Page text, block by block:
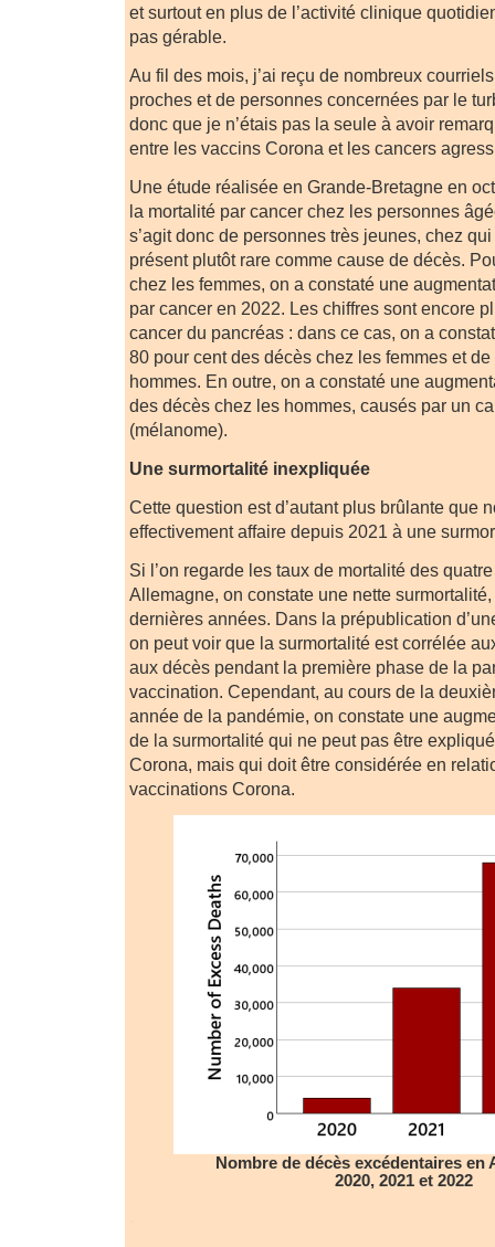
et surtout en plus de l’activité clinique
pas gérable.
Au fil des mois, j’ai reçu de nombreux
proches et de personnes concernées par le
donc que je n’étais pas la seule à avoir
entre les vaccins Corona et les cancers
Une étude réalisée en Grande-Bretagne en
la mortalité par cancer chez les personnes
s’agit donc de personnes très jeunes, chez
présent plutôt rare comme cause de décès.
chez les femmes, on a constaté une
par cancer en 2022. Les chiffres sont encore
cancer du pancréas : dans ce cas, on a
80 pour cent des décès chez les femmes et
hommes. En outre, on a constaté une
des décès chez les hommes, causés par un
(mélanome).
Une surmortalité inexpliquée
Cette question est d’autant plus brûlante que
effectivement affaire depuis 2021 à une
Si l’on regarde les taux de mortalité des
Allemagne, on constate une nette
dernières années. Dans la prépublication
on peut voir que la surmortalité est corrélée
aux décès pendant la première phase de la
vaccination. Cependant, au cours de la
année de la pandémie, on constate une
de la surmortalité qui ne peut pas être
Corona, mais qui doit être considérée en
vaccinations Corona.
Nombre de décès excédentaires en
2020, 2021 et 2022